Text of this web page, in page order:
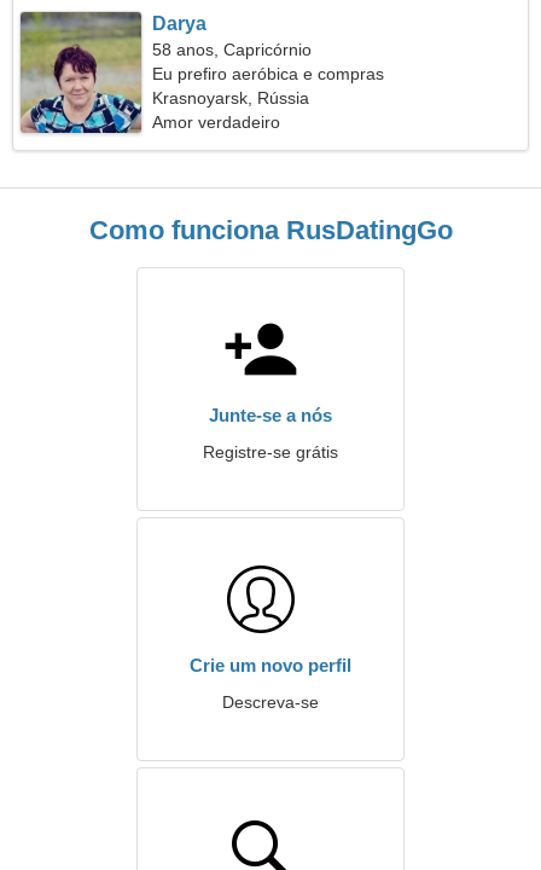
Darya
58 anos, Capricórnio
Eu prefiro aeróbica e compras
Krasnoyarsk, Rússia
Amor verdadeiro
Como funciona RusDatingGo
Junte-se a nós
Registre-se grátis
Crie um novo perfil
Descreva-se